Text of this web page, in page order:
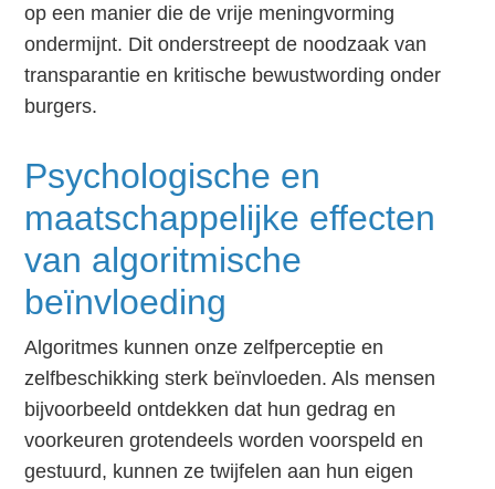
op een manier die de vrije meningvorming
ondermijnt. Dit onderstreept de noodzaak van
transparantie en kritische bewustwording onder
burgers.
Psychologische en
maatschappelijke effecten
van algoritmische
beïnvloeding
Algoritmes kunnen onze zelfperceptie en
zelfbeschikking sterk beïnvloeden. Als mensen
bijvoorbeeld ontdekken dat hun gedrag en
voorkeuren grotendeels worden voorspeld en
gestuurd, kunnen ze twijfelen aan hun eigen